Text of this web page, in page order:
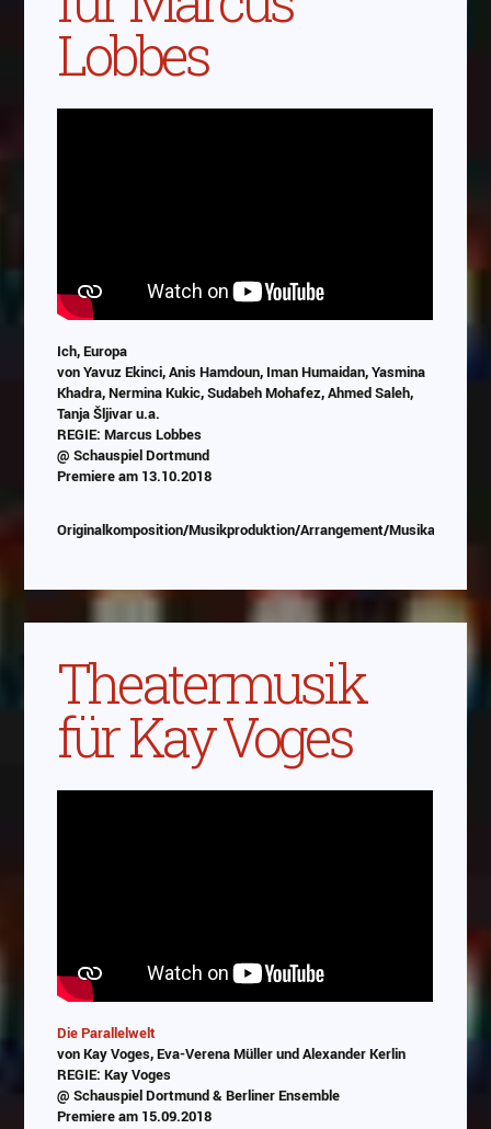
Lobbes
Ich, Europa
von Yavuz Ekinci, Anis Hamdoun, Iman Humaidan, Yasmina
Khadra, Nermina Kukic, Sudabeh Mohafez, Ahmed Saleh,
Tanja Šljivar u.a.
REGIE: Marcus Lobbes
@ Schauspiel Dortmund
Premiere am 13.10.2018
Originalkomposition/Musikproduktion/Arrangement/Musikauswahl/
Theatermusik
für Kay Voges
Die Parallelwelt
von Kay Voges, Eva-Verena Müller und Alexander Kerlin
REGIE: Kay Voges
@ Schauspiel Dortmund & Berliner Ensemble
Premiere am 15.09.2018